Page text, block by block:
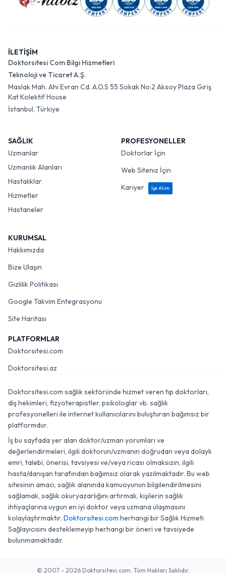
İLETİŞİM
Doktorsitesi Com Bilgi Hizmetleri
Teknoloji ve Ticaret A.Ş.
Maslak Mah. Ahi Evran Cd. A.O.S 55 Sokak No:2 Aksoy Plaza Giriş
Kat Kolektif House
İstanbul, Türkiye
SAĞLIK
Uzmanlar
Uzmanlık Alanları
Hastalıklar
Hizmetler
Hastaneler
PROFESYONELLER
Doktorlar İçin
Web Siteniz İçin
Kariyer
İşe Alım
KURUMSAL
Hakkımızda
Bize Ulaşın
Gizlilik Politikası
Google Takvim Entegrasyonu
Site Haritası
PLATFORMLAR
Doktorsitesi.com
Doktorsitesi.az
Doktorsitesi.com sağlık sektöründe hizmet veren tıp doktorları,
diş hekimleri, fizyoterapistler, psikologlar vb. sağlık
profesyonelleri ile internet kullanıcılarını buluşturan bağımsız bir
platformdur.
İş bu sayfada yer alan doktor/uzman yorumları ve
değerlendirmeleri, ilgili doktorun/uzmanın doğrudan veya dolaylı
emri, talebi, önerisi, tavsiyesi ve/veya ricası olmaksızın, ilgili
hasta/danışan tarafından bağımsız olarak yazılmaktadır. Bu web
sitesinin amacı, sağlık alanında kamuoyunun bilgilendirilmesini
sağlamak, sağlık okuryazarlığını artırmak, kişilerin sağlık
ihtiyaçlarına uygun en iyi doktor veya uzmana ulaşmasını
kolaylaştırmaktır. Doktorsitesi.com herhangi bir Sağlık Hizmeti
Sağlayıcısını desteklemeyip herhangi bir öneri ve tavsiyede
bulunmamaktadır.
© 2007 - 2026 Doktorsitesi.com. Tüm Hakları Saklıdır.